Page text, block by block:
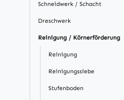
Schneidwerk / Schacht
Dreschwerk
Reinigung / Körnerförderung
Reinigung
Reinigungssiebe
Stufenboden